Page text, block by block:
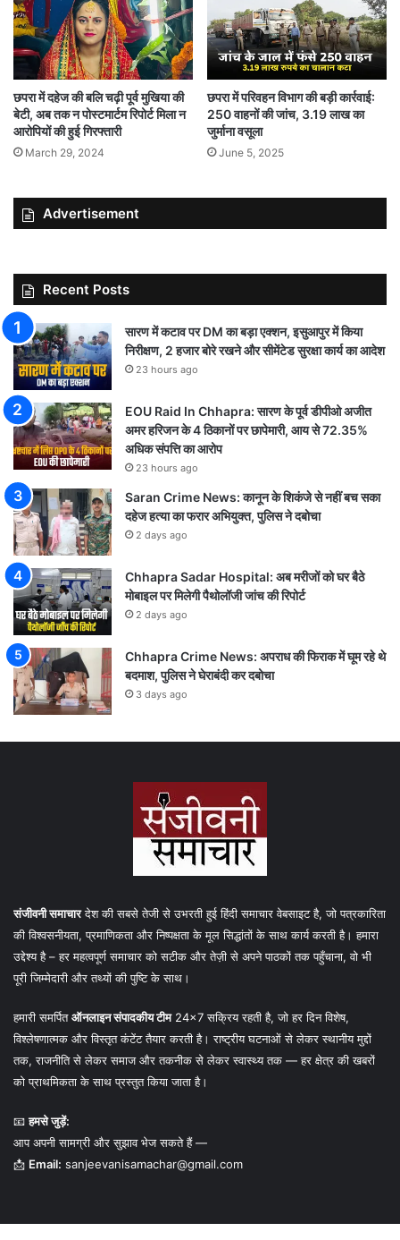
छपरा में दहेज की बलि चढ़ी पूर्व मुखिया की
बेटी, अब तक न पोस्टमार्टम रिपोर्ट मिला न
आरोपियों की हुई गिरफ्तारी
March 29, 2024
छपरा में परिवहन विभाग की बड़ी कार्रवाई:
250 वाहनों की जांच, 3.19 लाख का
जुर्माना वसूला
June 5, 2025
Advertisement
Recent Posts
सारण में कटाव पर DM का बड़ा एक्शन, इसुआपुर में किया
निरीक्षण, 2 हजार बोरे रखने और सीमेंटेड सुरक्षा कार्य का आदेश
23 hours ago
EOU Raid In Chhapra: सारण के पूर्व डीपीओ अजीत
अमर हरिजन के 4 ठिकानों पर छापेमारी, आय से 72.35%
अधिक संपत्ति का आरोप
23 hours ago
Saran Crime News: कानून के शिकंजे से नहीं बच सका
दहेज हत्या का फरार अभियुक्त, पुलिस ने दबोचा
2 days ago
Chhapra Sadar Hospital: अब मरीजों को घर बैठे
मोबाइल पर मिलेगी पैथोलॉजी जांच की रिपोर्ट
2 days ago
Chhapra Crime News: अपराध की फिराक में घूम रहे थे
बदमाश, पुलिस ने घेराबंदी कर दबोचा
3 days ago
संजीवनी समाचारदेश की सबसे तेजी से उभरती हुई हिंदी समाचार वेबसाइट है, जो पत्रकारिता
की विश्वसनीयता, प्रमाणिकता और निष्पक्षता के मूल सिद्धांतों के साथ कार्य करती है। हमारा
उद्देश्य है – हर महत्वपूर्ण समाचार को सटीक और तेज़ी से अपने पाठकों तक पहुँचाना, वो भी
पूरी जिम्मेदारी और तथ्यों की पुष्टि के साथ।
हमारी समर्पितऑनलाइन संपादकीय टीम24×7 सक्रिय रहती है, जो हर दिन विशेष,
विश्लेषणात्मक और विस्तृत कंटेंट तैयार करती है। राष्ट्रीय घटनाओं से लेकर स्थानीय मुद्दों
तक, राजनीति से लेकर समाज और तकनीक से लेकर स्वास्थ्य तक — हर क्षेत्र की खबरों
को प्राथमिकता के साथ प्रस्तुत किया जाता है।
📧हमसे जुड़ें:
आप अपनी सामग्री और सुझाव भेज सकते हैं —
📩 Email: sanjeevanisamachar@gmail.com